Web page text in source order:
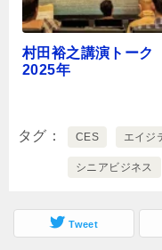
村田裕之講演トーク
2025年
タグ CES エイジ
シニアビジネス
Tweet